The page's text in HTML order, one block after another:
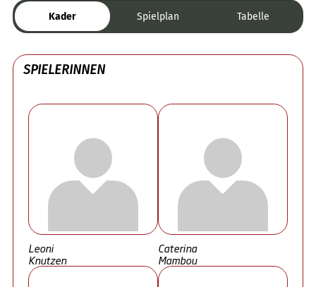
Kader Spielplan Tabelle
SPIELERINNEN
Leoni
Knutzen
Caterina
Mambou